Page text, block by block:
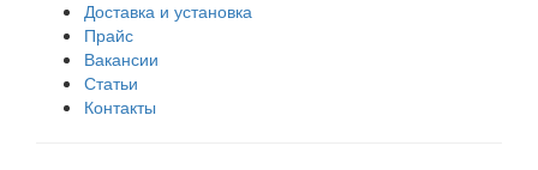
Доставка и установка
Прайс
Вакансии
Статьи
Контакты